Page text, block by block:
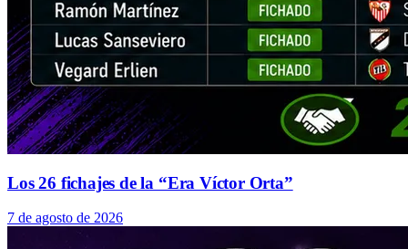
Los 26 fichajes de la “Era Víctor Orta”
7 de agosto de 2026